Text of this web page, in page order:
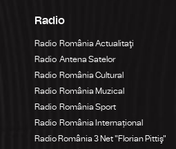
Radio
Radio România Actualitaţi
Radio Antena Satelor
Radio România Cultural
Radio România Muzical
Radio România Sport
Radio România Internațional
Radio România 3 Net "Florian Pittiş"